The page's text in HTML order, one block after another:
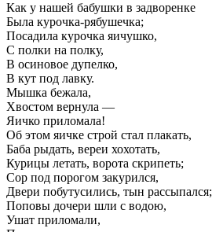
Как у нашей бабушки в задворенке
Была курочка-рябушечка;
Посадила курочка яичушко,
С полки на полку,
В осиновое дупелко,
В кут под лавку.
Мышка бежала,
Хвостом вернула —
Яичко приломала!
Об этом яичке строй стал плакать,
Баба рыдать, вереи хохотать,
Курицы летать, ворота скрипеть;
Сор под порогом закурился,
Двери побутусились, тын рассыпался;
Поповы дочери шли с водою,
Ушат приломали,